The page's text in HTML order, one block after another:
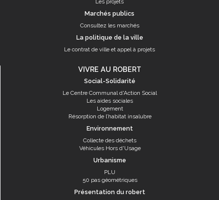
Les projets
Marchés publics
Consultez les marchés
La politique de la ville
Le contrat de ville et appel à projets
VIVRE AU ROBERT
Social-Solidarité
Le Centre Communal d'Action Social
Les aides sociales
Logement
Résorption de l’habitat insalubre
Environnement
Collecte des déchets
Véhicules Hors d'Usage
Urbanisme
PLU
50 pas géométriques
Présentation du robert